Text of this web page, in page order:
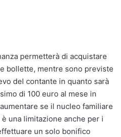
permetterà di acquistare
bollette, mentre sono previste
del contante in quanto sarà
di 100 euro al mese in
se il nucleo familiare
una limitazione anche per i
un solo bonifico